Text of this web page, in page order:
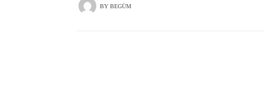
BYBEGÜM